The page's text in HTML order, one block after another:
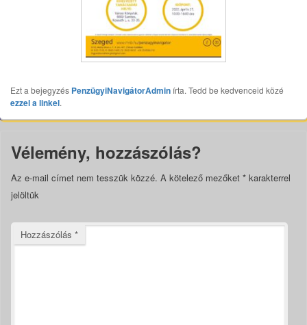
Ezt a bejegyzés PenzügyiNavigátorAdmin írta. Tedd be kedvenceid közé
ezzel a linkel.
Vélemény, hozzászólás?
Az e-mail címet nem tesszük közzé. A kötelező mezőket * karakterrel
jelöltük
Hozzászólás *